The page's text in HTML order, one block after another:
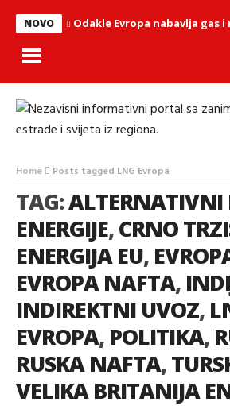
NOVO Odakle Evropa nabavlja gas i
Home Posts tagged LNG Evropa
TAG:ALTERNATIVNI
ENERGIJE,CRNO
ENERGIJA EU,
EVROPA NAFTA,
INDIREKTNI UVOZ,
EVROPA, POLITIKA,
RUSKA NAFTA,
VELIKA BRITANIJA